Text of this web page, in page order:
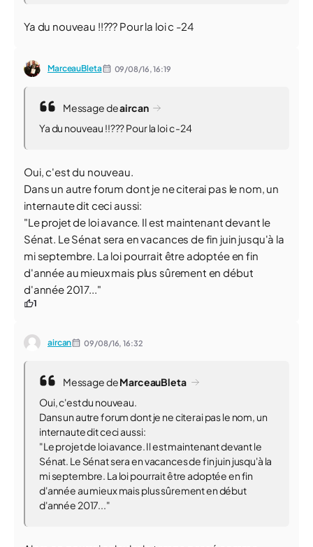
Ya du nouveau !!??? Pour la loi c -24
MarceauBleta 09/08/16,16:19
Message deaircan
Ya du nouveau !!??? Pour la loi c -24
Oui, c'est du nouveau.
Dans un autre forum dont je ne citerai pas le nom, un
internaute dit ceci aussi:
"Le projet de loi avance. Il est maintenant devant le
Sénat. Le Sénat sera en vacances de fin juin jusqu'à la
mi septembre. La loi pourrait être adoptée en fin
d'année au mieux mais plus sûrement en début
d'année 2017..."
1
aircan 09/08/16,16:32
Message deMarceauBleta
Oui, c'est du nouveau.
Dans un autre forum dont je ne citerai pas le nom, un
internaute dit ceci aussi:
"Le projet de loi avance. Il est maintenant devant le
Sénat. Le Sénat sera en vacances de fin juin jusqu'à la
mi septembre. La loi pourrait être adoptée en fin
d'année au mieux mais plus sûrement en début
d'année 2017..."